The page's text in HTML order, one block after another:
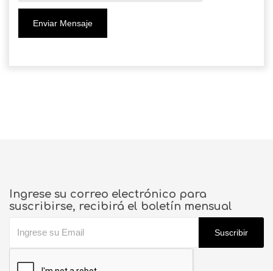
Enviar Mensaje
Ingrese su correo electrónico para
suscribirse, recibirá el boletín mensual
Suscribir